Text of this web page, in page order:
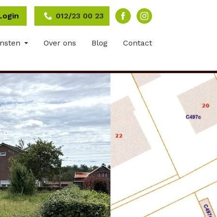
012/23 00 23
Over ons Blog Contact